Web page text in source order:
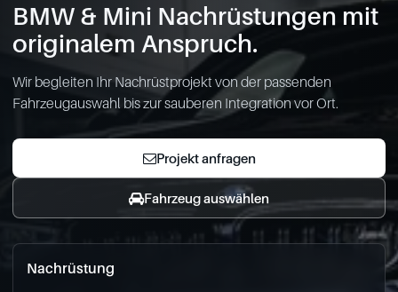
BMW & Mini Nachrüstungen mit
originalem Anspruch.
Wir begleiten Ihr Nachrüstprojekt von der passenden
Fahrzeugauswahl bis zur sauberen Integration vor Ort.
Projekt anfragen
Fahrzeug auswählen
Nachrüstung